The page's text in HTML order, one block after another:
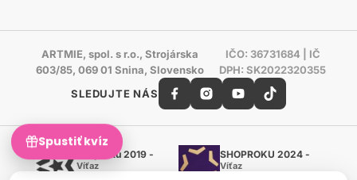
ARTMIE, spol. s r.o., Strojárska
603/85, 069 01 Snina, Slovensko
IČO: 36731684 | IČ
DPH: SK2022320355
SLEDUJTE NÁS
Shoproku 2019 -
Víťaz
SHOPROKU 2024 -
Víťaz
Spustiť kvíz